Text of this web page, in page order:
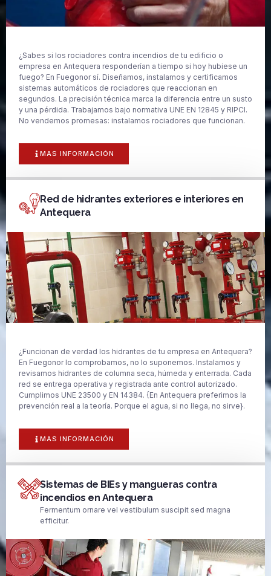
¿Sabes si los rociadores contra incendios de tu edificio o
empresa en Antequera responderían a tiempo si hoy hubiese un
fuego? En Fuegonor sí. Diseñamos, instalamos y certificamos
sistemas automáticos de rociadores que reaccionan en
segundos. La precisión técnica marca la diferencia entre un susto
y una pérdida. Trabajamos bajo normativa UNE EN 12845 y RIPCI.
No vendemos promesas: instalamos rociadores que funcionan.
MAS INFORMACIÓN
Red de hidrantes exteriores e interiores en
Antequera
¿Funcionan de verdad los hidrantes de tu empresa en Antequera?
En Fuegonor lo comprobamos, no lo suponemos. Instalamos y
revisamos hidrantes de columna seca, húmeda y enterrada. Cada
red se entrega operativa y registrada ante control autorizado.
Cumplimos UNE 23500 y EN 14384. {En Antequera preferimos la
prevención real a la teoría. Porque el agua, si no llega, no sirve}.
MAS INFORMACIÓN
Sistemas de BIEs y mangueras contra
incendios en Antequera
Fermentum ornare vel vestibulum suscipit sed magna
efficitur.